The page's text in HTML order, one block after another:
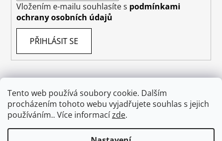
Tento web používá soubory cookie. Dalším
procházením tohoto webu vyjadřujete souhlas s jejich
používáním.. Více informacízde.
Vložením e-mailu souhlasíte s podmínkami
ochrany osobních údajů
PŘIHLÁSIT SE
Obchodní podmínky Doprava Napište nám
Ochrana osobních údajů GDPR
Odstoupení od smlouvy